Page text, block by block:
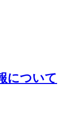
について